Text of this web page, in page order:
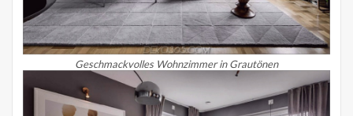
Geschmackvolles Wohnzimmer in Grautönen